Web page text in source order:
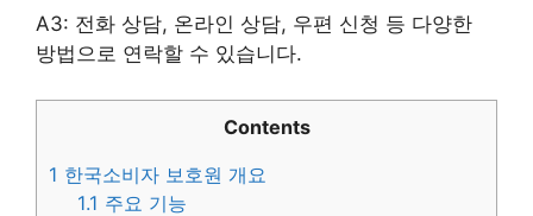
A3: 전화 상담, 온라인 상담, 우편 신청 등 다양한
방법으로 연락할 수 있습니다.
Contents
1 한국소비자 보호원 개요
1.1 주요 기능